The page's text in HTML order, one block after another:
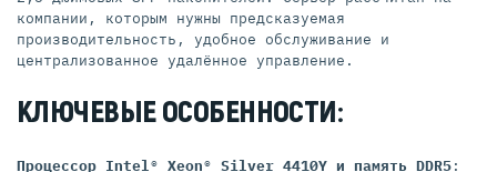
компании, которым нужны предсказуемая
производительность, удобное обслуживание и
централизованное удалённое управление.
КЛЮЧЕВЫЕ ОСОБЕННОСТИ:
Процессор Intel® Xeon® Silver 4410Y и память DDR5: